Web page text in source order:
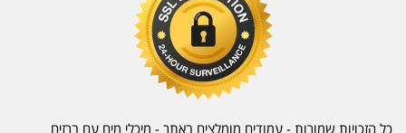
כל הזכויות שמורות - עמודים מומלצים באתר - מיכלי מים עם ברזים